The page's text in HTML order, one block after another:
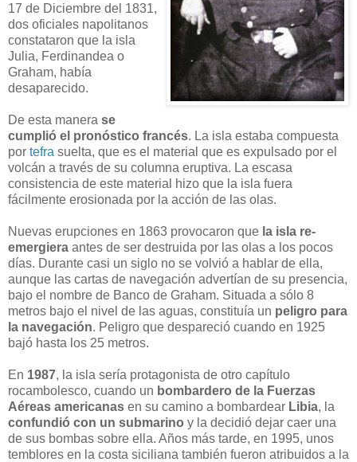
17 de Diciembre del 1831,
dos oficiales napolitanos
constataron que la isla
Julia, Ferdinandea o
Graham, había
desaparecido.
De esta manera se
cumplió el pronóstico francés. La isla estaba compuesta
por tefra suelta, que es el material que es expulsado por el
volcán a través de su columna eruptiva. La escasa
consistencia de este material hizo que la isla fuera
fácilmente erosionada por la acción de las olas.
Nuevas erupciones en 1863 provocaron que la isla re-
emergiera antes de ser destruida por las olas a los pocos
días. Durante casi un siglo no se volvió a hablar de ella,
aunque las cartas de navegación advertían de su presencia,
bajo el nombre de Banco de Graham. Situada a sólo 8
metros bajo el nivel de las aguas, constituía un peligro para
la navegación. Peligro que despareció cuando en 1925
bajó hasta los 25 metros.
En 1987, la isla sería protagonista de otro capítulo
rocambolesco, cuando un bombardero de la Fuerzas
Aéreas americanas en su camino a bombardear Libia, la
confundió con un submarino y la decidió dejar caer una
de sus bombas sobre ella. Años más tarde, en 1995, unos
temblores en la costa siciliana también fueron atribuidos a la